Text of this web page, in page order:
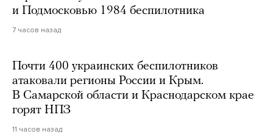
и Подмосковью 1984 беспилотника
7 часов назад
Почти 400 украинских беспилотников
атаковали регионы России и Крым.
В Самарской области и Краснодарском крае
горят НПЗ
11 часов назад